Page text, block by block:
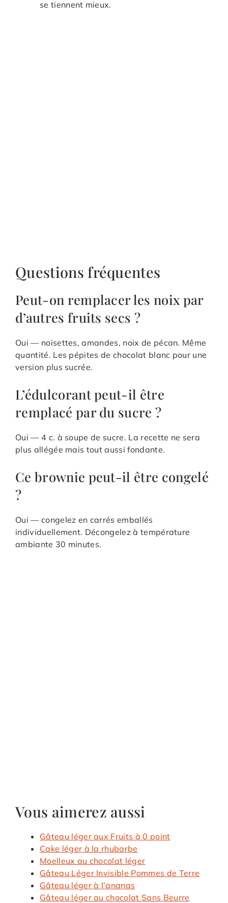
se tiennent mieux.
Questions fréquentes
Peut-on remplacer les noix par
d’autres fruits secs ?
Oui — noisettes, amandes, noix de pécan. Même
quantité. Les pépites de chocolat blanc pour une
version plus sucrée.
L’édulcorant peut-il être
remplacé par du sucre ?
Oui — 4 c. à soupe de sucre. La recette ne sera
plus allégée mais tout aussi fondante.
Ce brownie peut-il être congelé
?
Oui — congelez en carrés emballés
individuellement. Décongelez à température
ambiante 30 minutes.
Vous aimerez aussi
Gâteau léger aux Fruits à 0 point
Cake léger à la rhubarbe
Moelleux au chocolat léger
Gâteau Léger Invisible Pommes de Terre
Gâteau léger à l’ananas
Gâteau léger au chocolat Sans Beurre